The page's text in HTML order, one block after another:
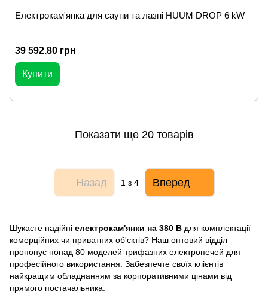
Електрокам'янка для сауни та лазні HUUM DROP 6 kW
39 592.80 грн
Купити
Показати ще 20 товарів
Назад 1 з 4 Вперед
Шукаєте надійні електрокам'янки на 380 В для комплектації
комерційних чи приватних об'єктів? Наш оптовий відділ
пропонує понад 80 моделей трифазних електропечей для
професійного використання. Забезпечте своїх клієнтів
найкращим обладнанням за корпоративними цінами від
прямого постачальника.